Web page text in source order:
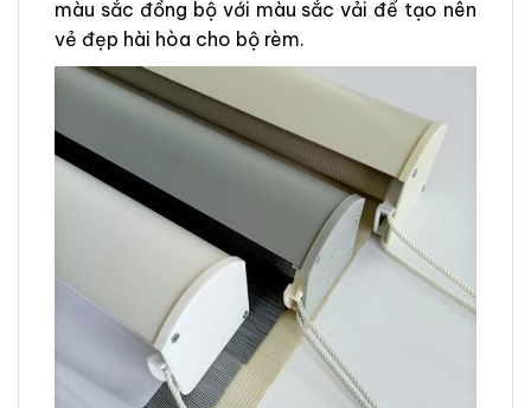
màu sắc đồng bộ với màu sắc vải để tạo nên
vẻ đẹp hài hòa cho bộ rèm.